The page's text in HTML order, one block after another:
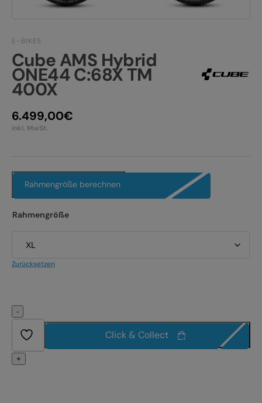
E-BIKE HARDTAIL
E-BIKE TOUR
Alle entdecken
KONTAKT
PRODUKTRÜCKRUFE
E-BIKES
Cube AMS Hybrid
ONE44 C:68X TM
400X
6.499,00€
inkl. MwSt.
Rahmengröße berechnen
Rahmengröße
Zurücksetzen
-
+
Click & Collect